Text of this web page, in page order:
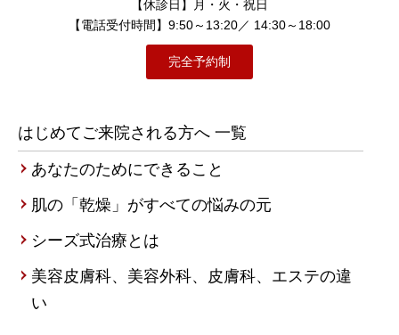
【休診日】月・火・祝日
【電話受付時間】9:50～13:20／ 14:30～18:00
完全予約制
はじめてご来院される方へ 一覧
あなたのためにできること
肌の「乾燥」がすべての悩みの元
シーズ式治療とは
美容皮膚科、美容外科、皮膚科、エステの違
い